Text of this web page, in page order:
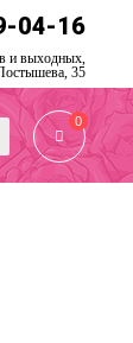
04-16
и выходных,
35
0